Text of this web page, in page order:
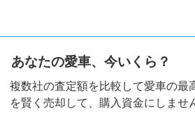
あなたの愛車、今いくら？
複数社の査定額を比較して愛車の最
を賢く売却して、購入資金にしませ